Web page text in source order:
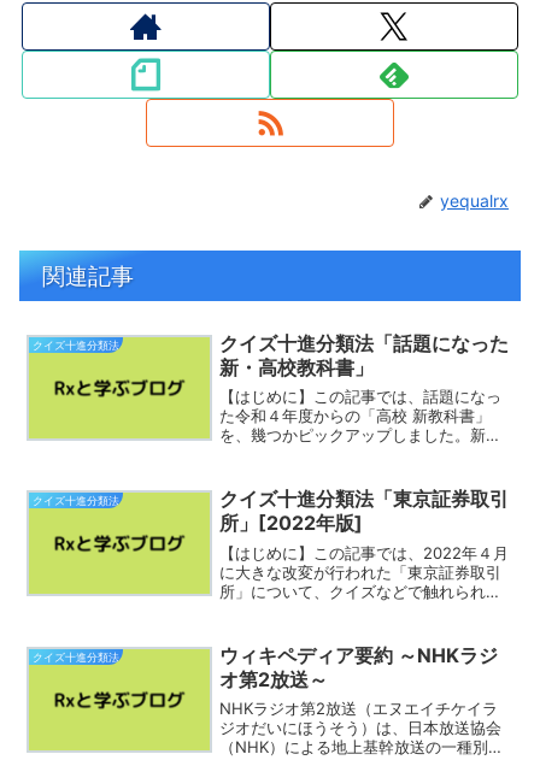
yequalrx
関連記事
クイズ十進分類法
クイズ十進分類法「話題になった
新・高校教科書」
【はじめに】この記事では、話題になっ
た令和４年度からの「高校 新教科書」
を、幾つかピックアップしました。新た
あるいは金融教育など「令和の時代の学
び」が詰まっています...
クイズ十進分類法
クイズ十進分類法「東京証券取引
所」[2022年版]
【はじめに】この記事では、2022年４月
に大きな改変が行われた「東京証券取引
所」について、クイズなどで触れられや
ます。株式会社東京証券取引所（とうき
ょうしょうけんとりひ...
クイズ十進分類法
ウィキペディア要約 ～NHKラジ
オ第2放送～
NHKラジオ第2放送（エヌエイチケイラ
ジオだいにほうそう）は、日本放送協会
（NHK）による地上基幹放送の一種別の